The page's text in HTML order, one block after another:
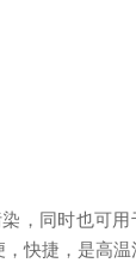
，同时也可
快捷，是高温